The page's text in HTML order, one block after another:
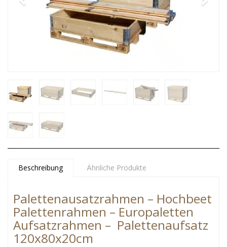
Beschreibung Ähnliche Produkte
Palettenausatzrahmen – Hochbeet
Palettenrahmen – Europaletten
Aufsatzrahmen – Palettenaufsatz
120x80x20cm